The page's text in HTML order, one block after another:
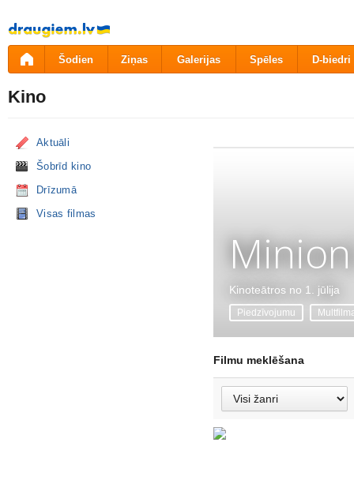
Pāriet
uz
saturu
Šodien Ziņas Galerijas Spēles D-biedri
Kino
Aktuāli
Šobrīd kino
Drīzumā
Visas filmas
Kinoteātros no 1. jūlija
Piedzīvojumu
Filmu meklēšana